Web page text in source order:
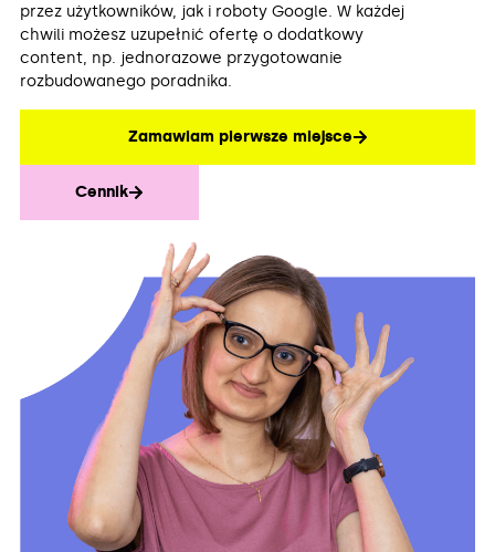
przez użytkowników, jak i roboty Google. W każdej
chwili możesz uzupełnić ofertę o dodatkowy
content, np. jednorazowe przygotowanie
rozbudowanego poradnika.
Zamawiam pierwsze miejsce
Cennik